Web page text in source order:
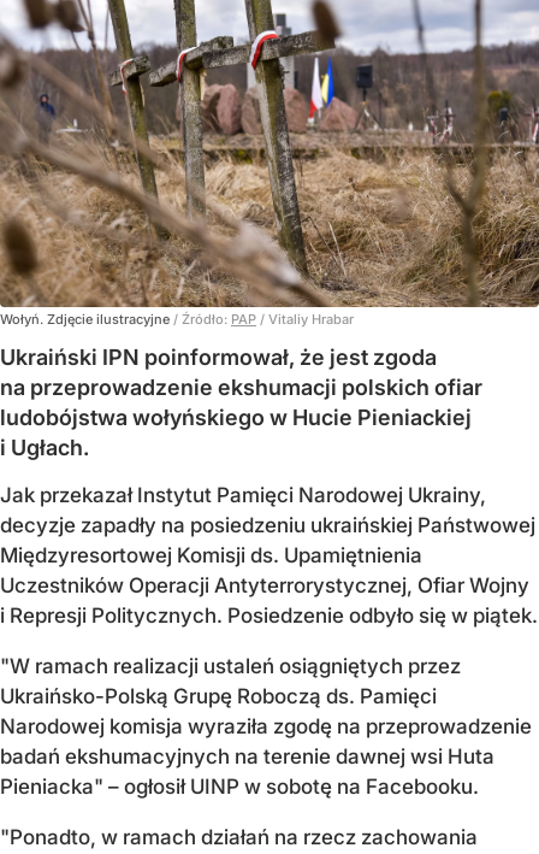
Wołyń. Zdjęcie ilustracyjne / Źródło: PAP / Vitaliy Hrabar
Ukraiński IPN poinformował, że jest zgoda
na przeprowadzenie ekshumacji polskich ofiar
ludobójstwa wołyńskiego w Hucie Pieniackiej
i Ugłach.
Jak przekazał Instytut Pamięci Narodowej Ukrainy,
decyzje zapadły na posiedzeniu ukraińskiej Państwowej
Międzyresortowej Komisji ds. Upamiętnienia
Uczestników Operacji Antyterrorystycznej, Ofiar Wojny
i Represji Politycznych. Posiedzenie odbyło się w piątek.
"W ramach realizacji ustaleń osiągniętych przez
Ukraińsko-Polską Grupę Roboczą ds. Pamięci
Narodowej komisja wyraziła zgodę na przeprowadzenie
badań ekshumacyjnych na terenie dawnej wsi Huta
Pieniacka" – ogłosił UINP w sobotę na Facebooku.
"Ponadto, w ramach działań na rzecz zachowania